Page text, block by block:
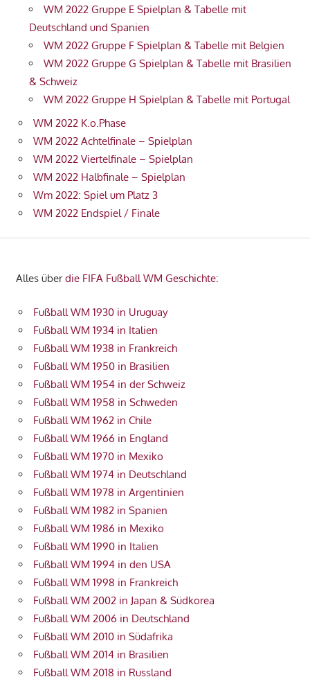
WM 2022 Gruppe E Spielplan & Tabelle mit
Deutschland und Spanien
WM 2022 Gruppe F Spielplan & Tabelle mit Belgien
WM 2022 Gruppe G Spielplan & Tabelle mit Brasilien
& Schweiz
WM 2022 Gruppe H Spielplan & Tabelle mit Portugal
WM 2022 K.o.Phase
WM 2022 Achtelfinale – Spielplan
WM 2022 Viertelfinale – Spielplan
WM 2022 Halbfinale – Spielplan
Wm 2022: Spiel um Platz 3
WM 2022 Endspiel / Finale
Alles überdie FIFA Fußball WM Geschichte:
Fußball WM 1930 in Uruguay
Fußball WM 1934 in Italien
Fußball WM 1938 in Frankreich
Fußball WM 1950 in Brasilien
Fußball WM 1954 in der Schweiz
Fußball WM 1958 in Schweden
Fußball WM 1962 in Chile
Fußball WM 1966 in England
Fußball WM 1970 in Mexiko
Fußball WM 1974 in Deutschland
Fußball WM 1978 in Argentinien
Fußball WM 1982 in Spanien
Fußball WM 1986 in Mexiko
Fußball WM 1990 in Italien
Fußball WM 1994 in den USA
Fußball WM 1998 in Frankreich
Fußball WM 2002 in Japan & Südkorea
Fußball WM 2006 in Deutschland
Fußball WM 2010 in Südafrika
Fußball WM 2014 in Brasilien
Fußball WM 2018 in Russland